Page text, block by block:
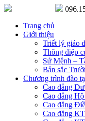
Trang chủ
Giới thiệu
Triết lý giáo
Thông điệp
Sứ Mệnh –
Bản sắc
Chương trình đào
Cao đẳng
Cao đẳng
Cao đẳng
Cao đẳng